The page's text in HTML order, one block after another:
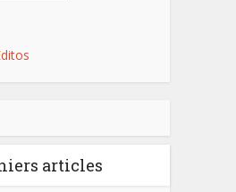
articles